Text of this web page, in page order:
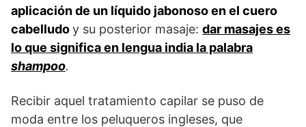
aplicación de un líquido jabonoso en el cuero
cabelludoy su posterior masaje: dar masajes es
lo que significa en lengua india la palabra
shampoo.
Recibir aquel tratamiento capilar se puso de
moda entre los peluqueros ingleses, que